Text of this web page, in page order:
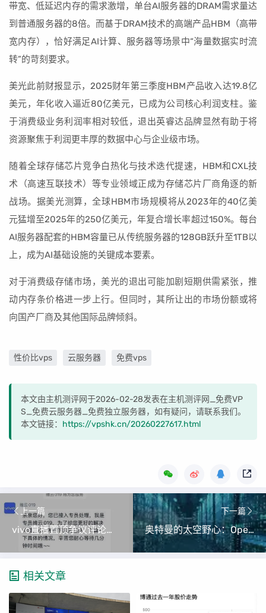
带宽、低延迟内存的需求激增，单台AI服务器的DRAM需求量达
到普通服务器的8倍。而基于DRAM技术的高端产品HBM（高带
宽内存），恰好满足AI计算、服务器等场景中“海量数据实时流
转”的苛刻要求。
美光此前财报显示，2025财年第三季度HBM产品收入达19.8亿
美元，年化收入逼近80亿美元，已成为公司核心利润支柱。鉴
于消费级业务利润率相对较低，退出英睿达品牌显然有助于将
资源聚焦于利润更丰厚的数据中心与企业级市场。
随着全球存储芯片竞争白热化与技术迭代提速，HBM和CXL技
术（高速互联技术）等专业领域正成为存储芯片厂商角逐的新
战场。据美光测算，全球HBM市场规模将从2023年的40亿美
元猛增至2025年的250亿美元，年复合增长率超过150%。每台
AI服务器配套的HBM容量已从传统服务器的128GB跃升至1TB以
上，成为AI基础设施的关键成本要素。
对于消费级存储市场，美光的退出可能加剧短期供需紧张，推
动内存条价格进一步上行。但同时，其所让出的市场份额或将
向国产厂商及其他国际品牌倾斜。
性价比vps 云服务器 免费vps
本文由主机测评网于2026-02-28发表在主机测评网_免费VP
S_免费云服务器_免费独立服务器，如有疑问，请联系我们。
本文链接： https://vpshk.cn/20260227617.html
上一篇
vivo直播置顶争议评论引发性别歧视风波 女性用户占比超五成
下一篇
奥特曼的太空野心：OpenAI拟控股火箭公司，与马斯克SpaceX正面交锋
相关文章